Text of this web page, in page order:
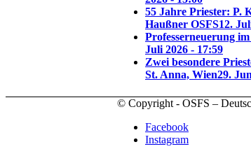
55 Jahre Priester: P.
Haußner OSFS12.
Professerneuerung
Juli 2026 - 17:59
Zwei besondere
St. Anna, Wien29.
© Copyright - OSFS –
Facebook
Instagram